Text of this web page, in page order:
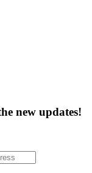
new updates!